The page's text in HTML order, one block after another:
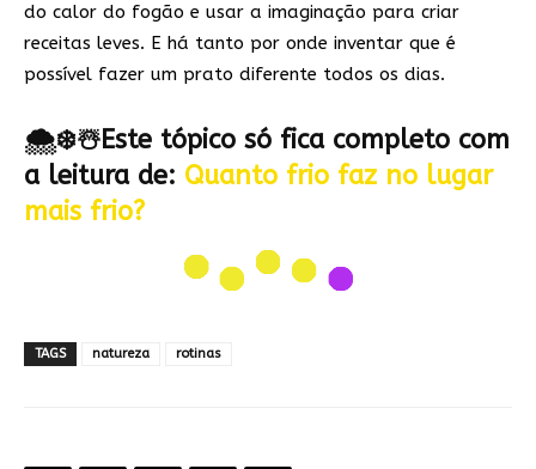
do calor do fogão e usar a imaginação para criar
receitas leves. E há tanto por onde inventar que é
possível fazer um prato diferente todos os dias.
🌨❄☃Este tópico só fica completo com
a leitura de: Quanto frio faz no lugar
mais frio?
TAGS natureza rotinas